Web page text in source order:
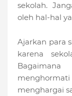
sekolah.
oleh hal-hal
Ajarkan para
karena
Bagaimana
menghargai